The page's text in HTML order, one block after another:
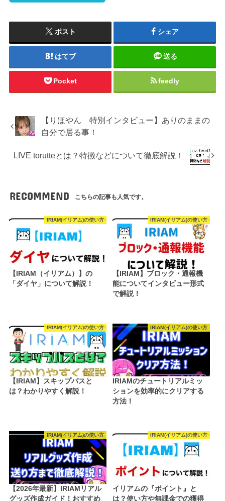
ポスト シェア
はてブ 送る
Pocket feedly
【りほやん 特別インタビュー】ありのままの
自分で居る事！
LIVE torutteとは？特徴などについて徹底解説！
RECOMMEND こちらの記事も人気です。
IRIAM(イリアム)の使い方
【IRIAM（イリアム）】の
「ダイヤ」について解説！
IRIAM(イリアム)の使い方
【IRIAM】ブロック・通報機
能についてインタビュー形式
で解説！
IRIAM(イリアム)の使い方
【IRIAM】スキップパスと
は？わかりやすく解説！
IRIAM(イリアム)の使い方
IRIAMのチュートリアルミッ
ションを効率的にクリアする
方法！
IRIAM(イリアム)の使い方
【2026年最新】IRIAMリアル
グッズ作成ガイド！おすすめ
IRIAM(イリアム)の使い方
イリアムの『ポイント』と
は？使い方や無課金での獲得